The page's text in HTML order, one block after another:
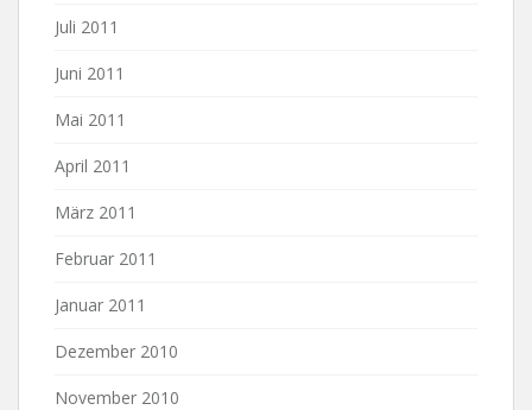
Juli 2011
Juni 2011
Mai 2011
April 2011
März 2011
Februar 2011
Januar 2011
Dezember 2010
November 2010